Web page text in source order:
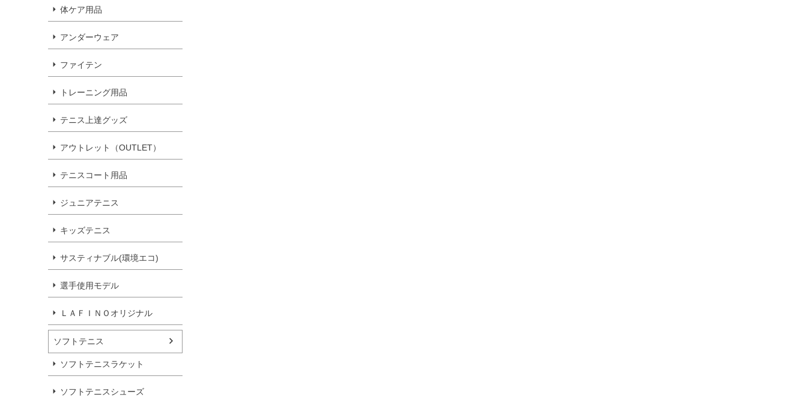
体ケア用品
アンダーウェア
ファイテン
トレーニング用品
テニス上達グッズ
アウトレット（OUTLET）
テニスコート用品
ジュニアテニス
キッズテニス
サスティナブル(環境エコ)
選手使用モデル
ＬＡＦＩＮＯオリジナル
ソフトテニス
ソフトテニスラケット
ソフトテニスシューズ